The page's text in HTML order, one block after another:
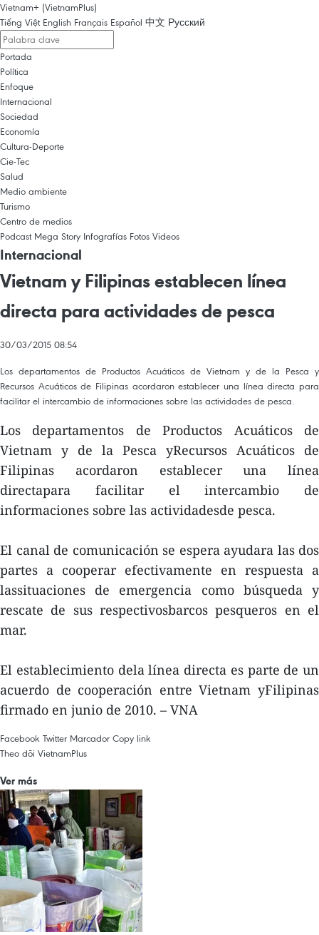
Vietnam+ (VietnamPlus)
Tiếng Việt English Français Español 中文 Русский
Portada
Política
Enfoque
Internacional
Sociedad
Economía
Cultura-Deporte
Cie-Tec
Salud
Medio ambiente
Turismo
Centro de medios
Podcast Mega Story Infografías Fotos Videos
Internacional
Vietnam y Filipinas establecen línea
directa para actividades de pesca
30/03/2015 08:54
Los departamentos de Productos Acuáticos de Vietnam y de la Pesca y
Recursos Acuáticos de Filipinas acordaron establecer una línea directa para
facilitar el intercambio de informaciones sobre las actividades de pesca.
Los departamentos de Productos Acuáticos de
Vietnam y de la Pesca yRecursos Acuáticos de
Filipinas acordaron establecer una línea
directapara facilitar el intercambio de
informaciones sobre las actividadesde pesca.
El canal de comunicación se espera ayudara las dos
partes a cooperar efectivamente en respuesta a
lassituaciones de emergencia como búsqueda y
rescate de sus respectivosbarcos pesqueros en el
mar.
El establecimiento dela línea directa es parte de un
acuerdo de cooperación entre Vietnam yFilipinas
firmado en junio de 2010. – VNA
Facebook Twitter Marcador Copy link
Theo dõi VietnamPlus
Ver más